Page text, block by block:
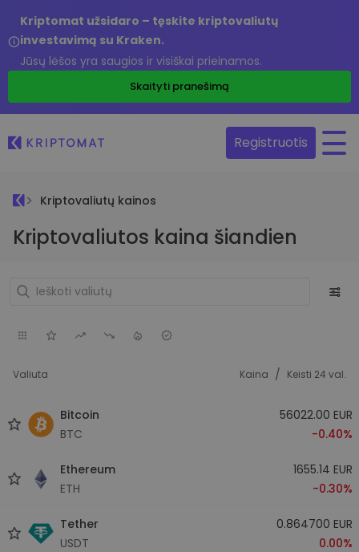
Kriptomat užsidaro – tęskite kriptovaliutų
investavimą su Kraken.
Jūsų lėšos yra saugios ir visiškai prieinamos.
Skaityti pranešimą
Registruotis
Kriptovaliutų kainos
Kriptovaliutos kaina šiandien
Valiuta Kaina / Keisti 24 val.
Bitcoin
BTC
56022.00 EUR
-0.40%
Ethereum
ETH
1655.14 EUR
-0.30%
Tether
USDT
0.864700 EUR
0.00%